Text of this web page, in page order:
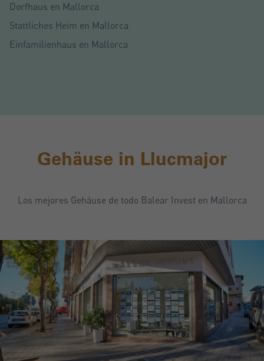
Dorfhaus en Mallorca
Stattliches Heim en Mallorca
Einfamilienhaus en Mallorca
Gehäuse in Llucmajor
Los mejores Gehäuse de todo Balear Invest en Mallorca